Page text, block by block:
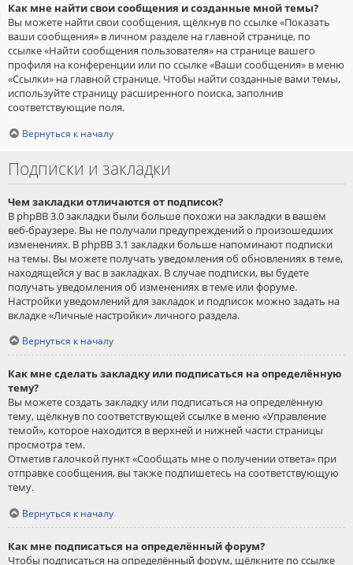
Как мне найти свои сообщения и созданные мной темы?
Вы можете найти свои сообщения, щёлкнув по ссылке «Показать
ваши сообщения» в личном разделе на главной странице, по
ссылке «Найти сообщения пользователя» на странице вашего
профиля на конференции или по ссылке «Ваши сообщения» в меню
«Ссылки» на главной странице. Чтобы найти созданные вами темы,
используйте страницу расширенного поиска, заполнив
соответствующие поля.
Вернуться к началу
Подписки и закладки
Чем закладки отличаются от подписок?
В phpBB 3.0 закладки были больше похожи на закладки в вашем
веб-браузере. Вы не получали предупреждений о произошедших
изменениях. В phpBB 3.1 закладки больше напоминают подписки
на темы. Вы можете получать уведомления об обновлениях в теме,
находящейся у вас в закладках. В случае подписки, вы будете
получать уведомления об изменениях в теме или форуме.
Настройки уведомлений для закладок и подписок можно задать на
вкладке «Личные настройки» личного раздела.
Вернуться к началу
Как мне сделать закладку или подписаться на определённую
тему?
Вы можете создать закладку или подписаться на определённую
тему, щёлкнув по соответствующей ссылке в меню «Управление
темой», которое находится в верхней и нижней части страницы
просмотра тем.
Отметив галочкой пункт «Сообщать мне о получении ответа» при
отправке сообщения, вы также подпишетесь на соответствующую
тему.
Вернуться к началу
Как мне подписаться на определённый форум?
Чтобы подписаться на определённый форум, щёлкните по ссылке